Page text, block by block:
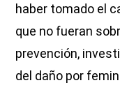
haber tomado el
que no fueran
prevención,
del daño por